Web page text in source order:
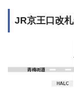
JR京王口改